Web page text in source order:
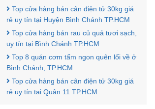
Top cửa hàng bán cân điện tử 30kg giá
rẻ uy tín tại Huyện Bình Chánh TP.HCM
Top cửa hàng bán rau củ quả tươi sạch,
uy tín tại Bình Chánh TP.HCM
Top 8 quán cơm tấm ngon quên lối về ở
Bình Chánh, TP.HCM
Top cửa hàng bán cân điện tử 30kg giá
rẻ uy tín tại Quận 11 TP.HCM